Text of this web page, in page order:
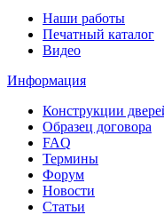
Наши работы
Печатный каталог
Видео
Информация
Конструкции
Образец договора
FAQ
Термины
Форум
Новости
Статьи